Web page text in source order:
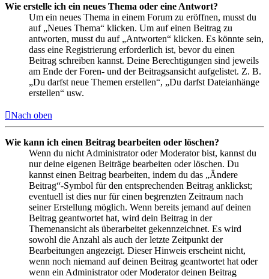
Wie erstelle ich ein neues Thema oder eine Antwort?
Um ein neues Thema in einem Forum zu eröffnen, musst du
auf „Neues Thema“ klicken. Um auf einen Beitrag zu
antworten, musst du auf „Antworten“ klicken. Es könnte sein,
dass eine Registrierung erforderlich ist, bevor du einen
Beitrag schreiben kannst. Deine Berechtigungen sind jeweils
am Ende der Foren- und der Beitragsansicht aufgelistet. Z. B.
„Du darfst neue Themen erstellen“, „Du darfst Dateianhänge
erstellen“ usw.
Nach oben
Wie kann ich einen Beitrag bearbeiten oder löschen?
Wenn du nicht Administrator oder Moderator bist, kannst du
nur deine eigenen Beiträge bearbeiten oder löschen. Du
kannst einen Beitrag bearbeiten, indem du das „Ändere
Beitrag“-Symbol für den entsprechenden Beitrag anklickst;
eventuell ist dies nur für einen begrenzten Zeitraum nach
seiner Erstellung möglich. Wenn bereits jemand auf deinen
Beitrag geantwortet hat, wird dein Beitrag in der
Themenansicht als überarbeitet gekennzeichnet. Es wird
sowohl die Anzahl als auch der letzte Zeitpunkt der
Bearbeitungen angezeigt. Dieser Hinweis erscheint nicht,
wenn noch niemand auf deinen Beitrag geantwortet hat oder
wenn ein Administrator oder Moderator deinen Beitrag